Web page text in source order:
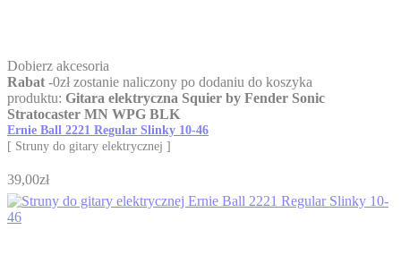
Dobierz akcesoria
Rabat -0złzostanie naliczony po dodaniu do koszyka
produktu: Gitara elektryczna Squier by Fender Sonic
Stratocaster MN WPG BLK
Ernie Ball 2221 Regular Slinky 10-46
[ Struny do gitary elektrycznej ]
39,00zł